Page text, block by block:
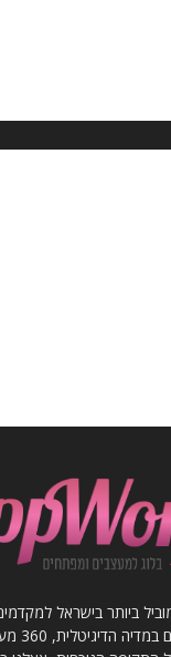
ביותר בישראל